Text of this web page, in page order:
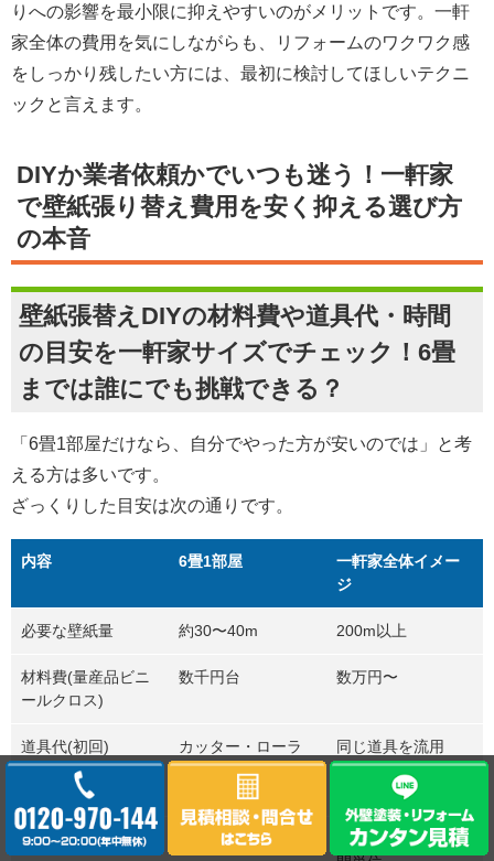
りへの影響を最小限に抑えやすいのがメリットです。一軒
家全体の費用を気にしながらも、リフォームのワクワク感
をしっかり残したい方には、最初に検討してほしいテクニ
ックと言えます。
DIYか業者依頼かでいつも迷う！一軒家
で壁紙張り替え費用を安く抑える選び方
の本音
壁紙張替えDIYの材料費や道具代・時間
の目安を一軒家サイズでチェック！6畳
までは誰にでも挑戦できる？
「6畳1部屋だけなら、自分でやった方が安いのでは」と考
える方は多いです。
ざっくりした目安は次の通りです。
内容 6畳1部屋
一軒家全体イメー
ジ
必要な壁紙量 約30〜40m 200m以上
材料費(量産品ビニ
ールクロス)
数千円台 数万円〜
道具代(初回)
カッター・ローラ
ー・糊付け道具な
どで1〜2万円
同じ道具を流用
作業時間 初心者で1〜2日
休みを使って数週